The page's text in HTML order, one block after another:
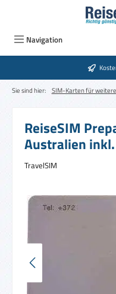
Zum Hauptinhalt springen
Navigation
Sie sind hier: SIM-Karten für
ReiseSIM
Australien
TravelSIM
Bildergalerie überspringen